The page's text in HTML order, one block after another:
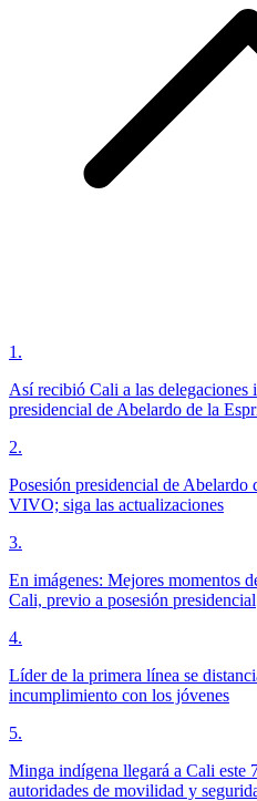
1 .
Así recibió Cali a las delegaciones
presidencial de Abelardo de la
2.
Posesión presidencial de
VIVO; siga las actualizaciones
3.
En imágenes: Mejores momentos
Cali, previo a posesión presidencial
4.
Líder de la primera línea se
incumplimiento con los jóvenes
5.
Minga indígena llegará a Cali este
autoridades de movilidad y